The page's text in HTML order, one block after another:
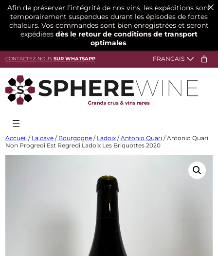
au
CONTACTEZ-NOUS SUR WHATSAPP
Accueil / La cave/ Bourgogne/ Ladoix/Antonio Quari/ Antonio Quari
Non Progredi Est Regredi Ladoix Les Briquottes 2020
Afin de préserver l’intégrité de nos vins, les expéditions sont
temporairement suspendues durant les épisodes de fortes
chaleurs. Vos commandes sont bien enregistrées et seront
expédiées dès le retour de conditions de transport
optimales.